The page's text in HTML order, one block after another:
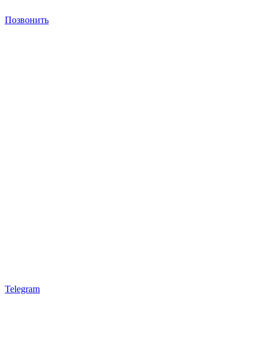
Позвонить
Telegram